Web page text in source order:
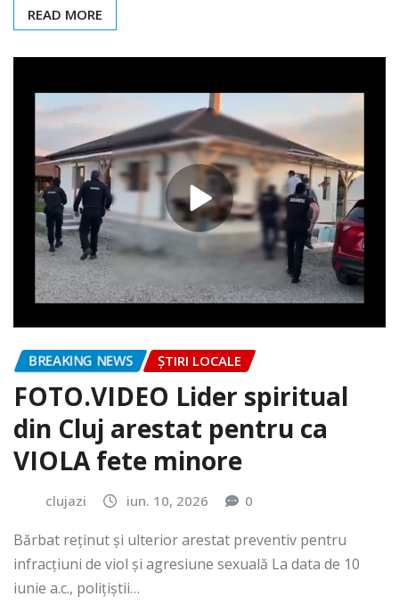
READ MORE
BREAKING NEWS ȘTIRI LOCALE
FOTO.VIDEO Lider spiritual
din Cluj arestat pentru ca
VIOLA fete minore
clujazi iun. 10, 2026 0
Bărbat reținut și ulterior arestat preventiv pentru
infracțiuni de viol și agresiune sexuală La data de 10
iunie a.c., polițiștii…